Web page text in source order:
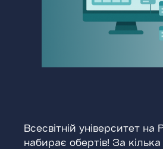
Всесвітній університет
набирає обертів! За кілька